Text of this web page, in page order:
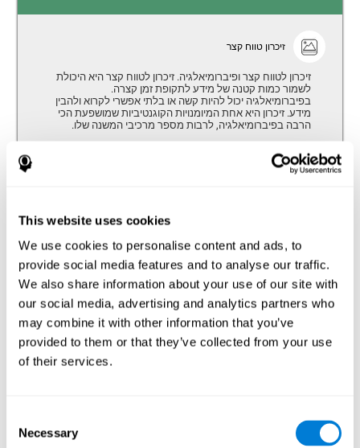
This website uses cookies
We use cookies to personalise content and ads, to
provide social media features and to analyse our traffic.
We also share information about your use of our site with
our social media, advertising and analytics partners who
may combine it with other information that you’ve
provided to them or that they’ve collected from your use
of their services.
Selection
Necessary
זיכרון טווח קצר
זיכרון לטווח קצר ופיברומיאלגיה. זיכרון לטווח קצר היא היכולת
לשמור כמות קטנה של מידע לתקופת זמן קצרה.
בפיברומיאלגיה יכול להיות קשה או בלתי אפשרי לקרוא ולהבין
מידע. זיכרון היא אחת המיומנויות הקוגנטיביות שמושפעת הכי
הרבה בפיברומיאלגיה, לרבות מספר מרכיבי המשנה שלו.
זיכרון עבודה
להוציא לפועל מטלות קוגנטיביות מורכבות כמו הבנת שפה,
פיברומיאלגיה מציגים ביצועים ירודים בזיכרון העבודה כאשר
משווים לאנשים בלי המחלה הזו, במיוחד בנוכחות הסחות דעת.
זה יכול להיות משפיע מאוד במטלות מורכבות יותר.
שיום
אדם, מקום, מושג או רעיון בשמו המתאים. למעשה, זרימה
מילולית והיכולת למצוא את המילים הנכונותלרוב משתנות